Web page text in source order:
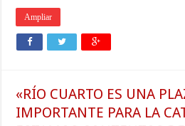
Ampliar
«RÍO CUARTO ES UNA
IMPORTANTE PARA LA